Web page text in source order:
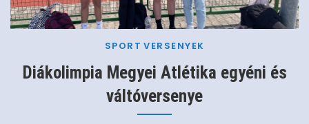
SPORT VERSENYEK
Diákolimpia Megyei Atlétika egyéni és
váltóversenye